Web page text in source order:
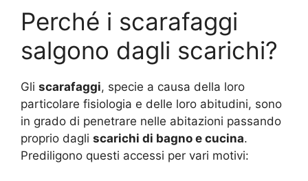
Perché i scarafaggi
salgono dagli scarichi?
Gli scarafaggi, specie a causa della loro
particolare fisiologia e delle loro abitudini, sono
in grado di penetrare nelle abitazioni passando
proprio dagli scarichi di bagno e cucina.
Prediligono questi accessi per vari motivi: